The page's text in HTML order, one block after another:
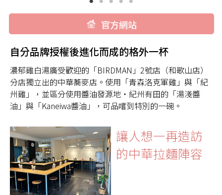
官方網站
自分品牌授權後進化而成的格外一杯
濃郁雞白湯廣受歡迎的「BIRDMAN」2號店（和歌山店）
分店獨立出的中華蕎麥店。使用「青森洛克軍雞」與「紀
州雞」，並區分使用醬油發源地・紀州有田的「湯淺醬
油」與「Kaneiwa醬油」，可品嚐到特別的一碗。
讓人想一再造訪
的中華拉麵陣容